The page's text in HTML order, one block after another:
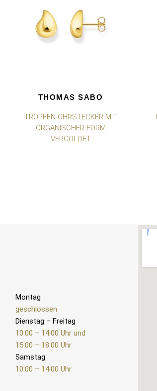
THOMAS SABO
TROPFEN-OHRSTECKER MIT
ORGANISCHER FORM
VERGOLDET
Montag
geschlossen
Dienstag – Freitag
10:00 – 14:00 Uhr und
15:00 – 18:00 Uhr
Samstag
10:00 – 14:00 Uhr